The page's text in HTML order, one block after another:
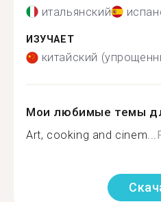
итальянский
ИЗУЧАЕТ
китайский
Мои любимые темы
Art, cooking and cinem...